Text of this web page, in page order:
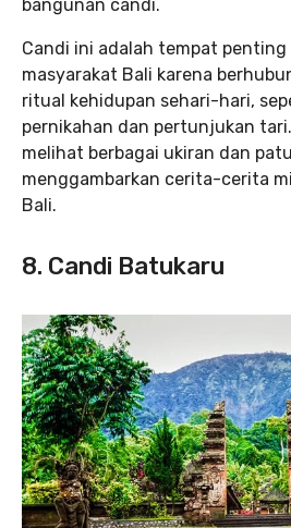
bangunan candi.
Candi ini adalah tempat penting
masyarakat Bali karena
ritual kehidupan sehari-hari,
pernikahan dan pertunjukan
melihat berbagai ukiran dan
menggambarkan cerita-cerita
Bali.
8. Candi Batukaru